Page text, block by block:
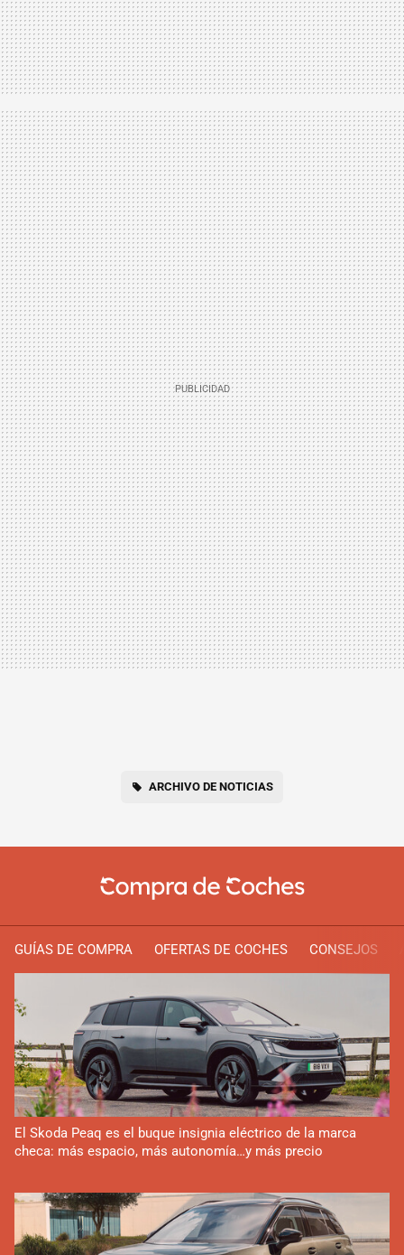
ARCHIVO DE NOTICIAS
GUÍAS DE COMPRA OFERTAS DE COCHES CONSEJOS
El Skoda Peaq es el buque insignia eléctrico de la marca
checa: más espacio, más autonomía…y más precio